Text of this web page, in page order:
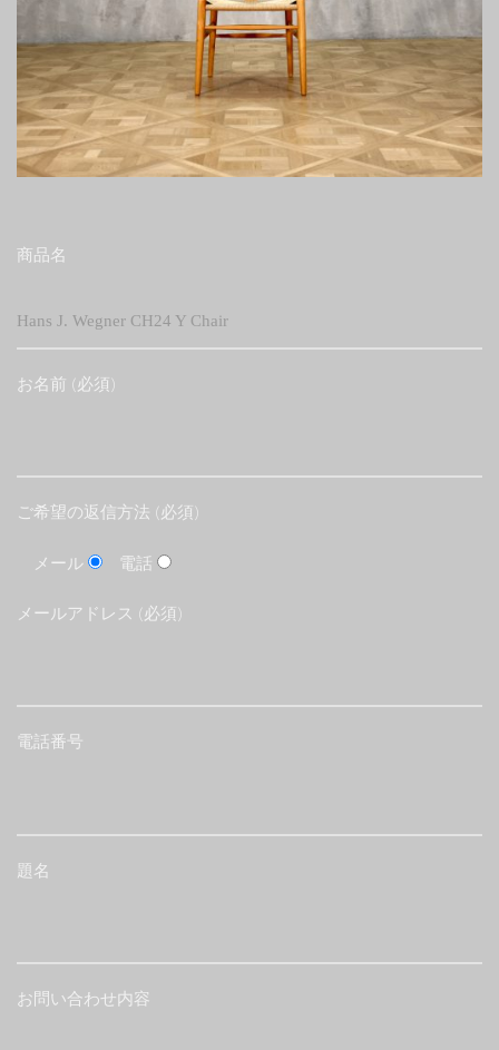
商品名
お名前 (必須)
ご希望の返信方法 (必須)
メール 電話
メールアドレス (必須)
電話番号
題名
お問い合わせ内容